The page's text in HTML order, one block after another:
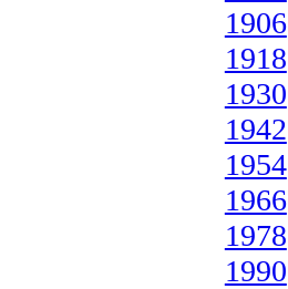
1906
1918
1930
1942
1954
1966
1978
1990